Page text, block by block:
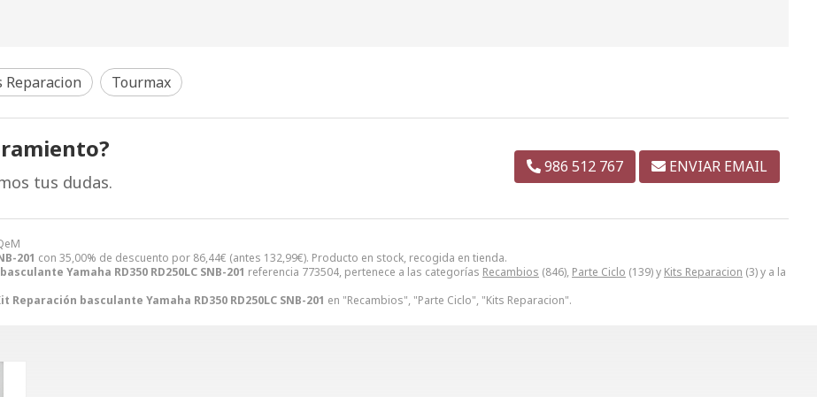
201 con 35,00% de descuento por 86,44€ (antes 132,99€). Producto en stock, recogida en tienda.
Yamaha RD350 RD250LC SNB-201 referencia 773504, pertenece a las categorías Recambios (846), Parte Ciclo (139) y Kits Reparacion (3) y a la
Reparación basculante Yamaha RD350 RD250LC SNB-201 en "Recambios", "Parte Ciclo", "Kits Reparacion".
Reparacion Tourmax
tus dudas.
986 512 767 ENVIAR EMAIL